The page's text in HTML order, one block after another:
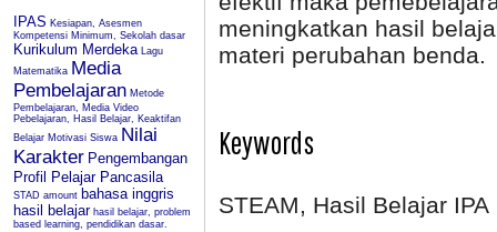
IPAS Kesiapan, Asesmen
Kompetensi Minimum, Sekolah dasar
Kurikulum Merdeka Lagu
Matematika Media
Pembelajaran Metode
Pembelajaran, Media Video
Pebelajaran, Hasil Belajar, Keaktifan
Belajar Motivasi Siswa Nilai
Karakter Pengembangan
Profil Pelajar Pancasila
STAD amount bahasa inggris
hasil belajar hasil belajar, problem
based learning, pendidikan dasar.
meningkatkan hasil
materi perubahan benda.
Keywords
STEAM, Hasil Belajar IPA